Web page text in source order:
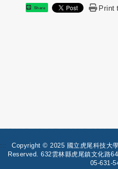
Share Print
:::
Copyright © 2025 國立虎尾科技大
Reserved. 632雲林縣虎尾鎮文化路
05-631-